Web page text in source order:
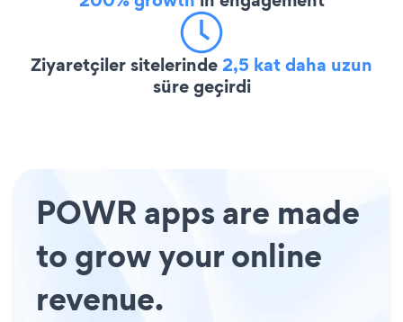
Ziyaretçiler sitelerinde2,5 kat daha uzun
süre geçirdi
POWR apps are made
to grow your online
revenue.